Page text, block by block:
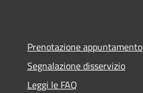
Prenotazione appuntamento
Segnalazione disservizio
Leggi le FAQ